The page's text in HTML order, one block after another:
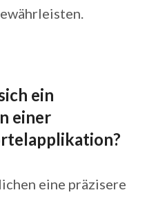
ein
einer
eine präzisere